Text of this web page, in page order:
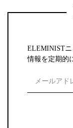
ELEMINISTニ
情報を定期的